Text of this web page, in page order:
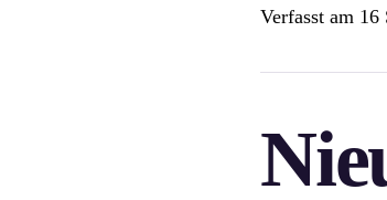
Verfasst am 16